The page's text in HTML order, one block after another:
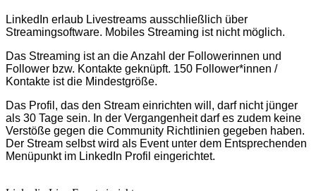
LinkedIn erlaub Livestreams ausschließlich über
Streamingsoftware. Mobiles Streaming ist nicht möglich.
Das Streaming ist an die Anzahl der Followerinnen und
Follower bzw. Kontakte geknüpft. 150 Follower*innen /
Kontakte ist die Mindestgröße.
Das Profil, das den Stream einrichten will, darf nicht jünger
als 30 Tage sein. In der Vergangenheit darf es zudem keine
Verstöße gegen die Community Richtlinien gegeben haben.
Der Stream selbst wird als Event unter dem Entsprechenden
Menüpunkt im LinkedIn Profil eingerichtet.